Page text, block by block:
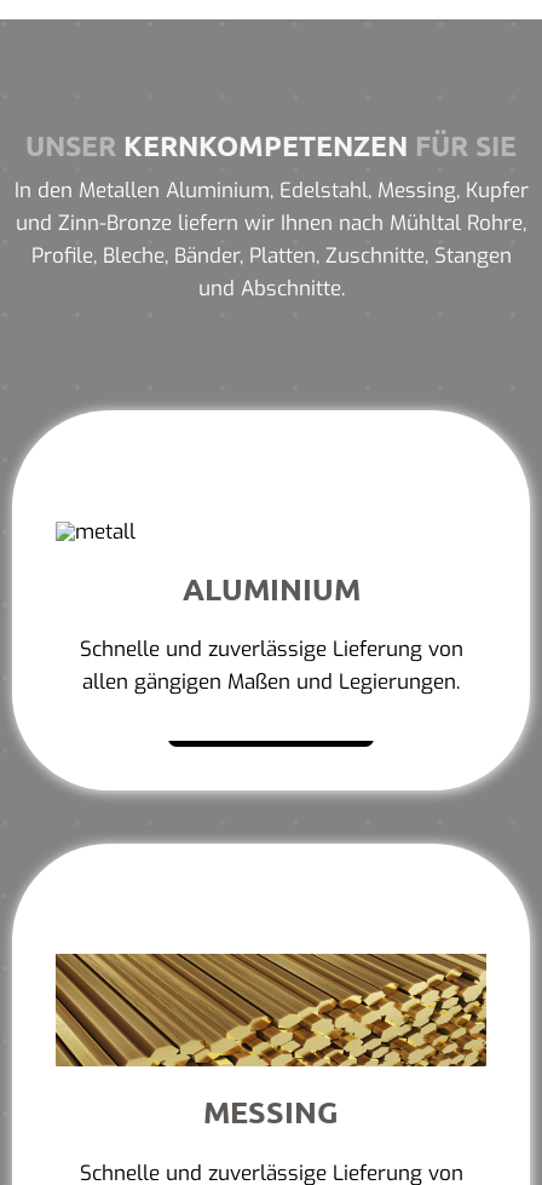
UNSER KERNKOMPETENZEN FÜR SIE
In den Metallen Aluminium, Edelstahl, Messing, Kupfer
und Zinn-Bronze liefern wir Ihnen nach Mühltal Rohre,
Profile, Bleche, Bänder, Platten, Zuschnitte, Stangen
und Abschnitte.
ALUMINIUM
Schnelle und zuverlässige Lieferung von
allen gängigen Maßen und Legierungen.
MESSING
Schnelle und zuverlässige Lieferung von